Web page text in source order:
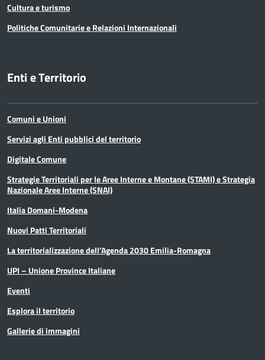
Cultura e turismo
Politiche Comunitarie e Relazioni Internazionali
Enti e Territorio
Comuni e Unioni
Servizi agli Enti pubblici del territorio
Digitale Comune
Strategie Territoriali per le Aree Interne e Montane (STAMI) e Strategia
Nazionale Aree Interne (SNAI)
Italia Domani-Modena
Nuovi Patti Territoriali
La territorializzazione dell’Agenda 2030 Emilia-Romagna
UPI – Unione Province Italiane
Eventi
Esplora il territorio
Gallerie di immagini